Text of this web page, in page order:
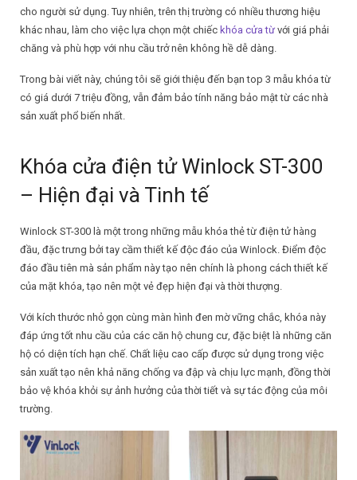
cho người sử dụng. Tuy nhiên, trên thị trường có nhiều thương hiệu
khác nhau, làm cho việc lựa chọn một chiếc khóa cửa từ với giá phải
chăng và phù hợp với nhu cầu trở nên không hề dễ dàng.
Trong bài viết này, chúng tôi sẽ giới thiệu đến bạn top 3 mẫu khóa từ
có giá dưới 7 triệu đồng, vẫn đảm bảo tính năng bảo mật từ các nhà
sản xuất phổ biến nhất.
Khóa cửa điện tử Winlock ST-300
– Hiện đại và Tinh tế
Winlock ST-300 là một trong những mẫu khóa thẻ từ điện tử hàng
đầu, đặc trưng bởi tay cầm thiết kế độc đáo của Winlock. Điểm độc
đáo đầu tiên mà sản phẩm này tạo nên chính là phong cách thiết kế
của mặt khóa, tạo nên một vẻ đẹp hiện đại và thời thượng.
Với kích thước nhỏ gọn cùng màn hình đen mờ vững chắc, khóa này
đáp ứng tốt nhu cầu của các căn hộ chung cư, đặc biệt là những căn
hộ có diện tích hạn chế. Chất liệu cao cấp được sử dụng trong việc
sản xuất tạo nên khả năng chống va đập và chịu lực mạnh, đồng thời
bảo vệ khóa khỏi sự ảnh hưởng của thời tiết và sự tác động của môi
trường.